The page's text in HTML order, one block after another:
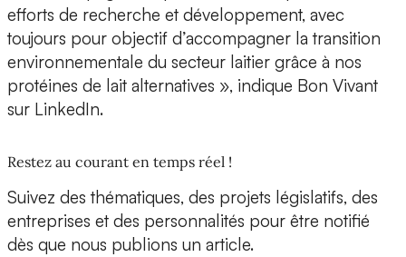
efforts de recherche et développement, avec
toujours pour objectif d’accompagner la transition
environnementale du secteur laitier grâce à nos
protéines de lait alternatives », indique Bon Vivant
sur LinkedIn.
Restez au courant en temps réel !
Suivez des thématiques, des projets législatifs, des
entreprises et des personnalités pour être notifié
dès que nous publions un article.